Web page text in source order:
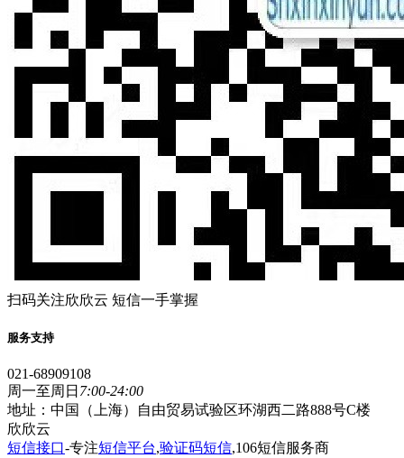
扫码关注欣欣云 短信一手掌握
服务支持
021-68909108
周一至周日 7:00-24:00
地址：中国（上海）自由贸易试验区环湖西二路888号C楼
欣欣云
短信接口-专注短信平台,验证码短信,106短信服务商